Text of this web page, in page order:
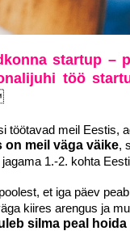
startup –
töö
meil Eestis,
on meil väga väike,
1.-2. kohta
et iga päev
kiires arengus ja
silma peal